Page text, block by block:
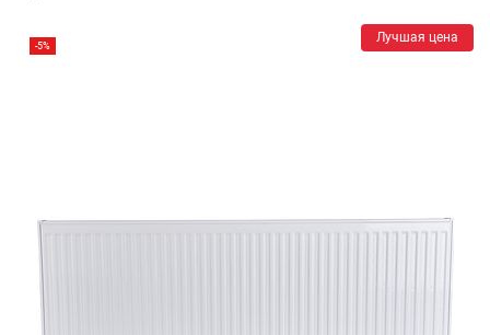
-5%
Лучшая цена